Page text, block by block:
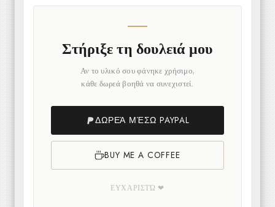
Στήριξε τη δουλειά μου
Αν το υλικό σου φάνηκε χρήσιμο,
κάθε δωρεά βοηθά να συνεχιστεί.
ΔΩΡΕΆ ΜΈΣΩ PAYPAL
BUY ME A COFFEE
ΕΥΧΑΡΙΣΤΏ ❤